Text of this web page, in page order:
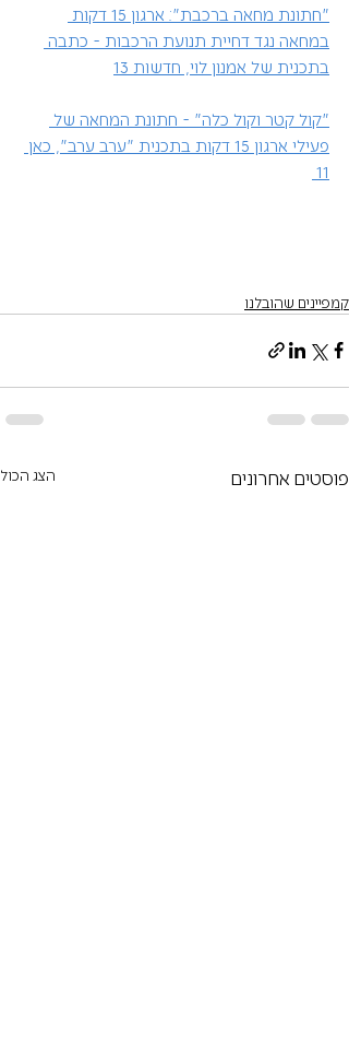
"חתונת מחאה ברכבת": ארגון 15 דקות
במחאה נגד דחיית תנועת הרכבות - כתבה
בתכנית של אמנון לוי, חדשות 13
"קול קטר וקול כלה" - חתונת המחאה של
פעילי ארגון 15 דקות בתכנית "ערב ערב", כאן
11
קמפיינים שהובלנו
פוסטים אחרונים הצג הכול